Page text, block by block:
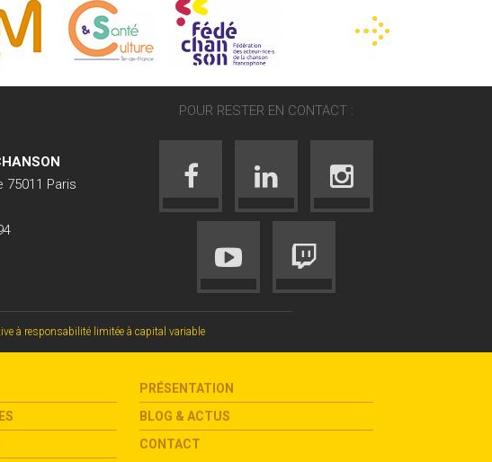
75011 Paris
POUR RESTER EN CONTACT :
à responsabilité limitée à capital variable
PRÉSENTATION
BLOG & ACTUS
CONTACT